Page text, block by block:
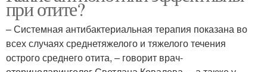
при отите?
– Системная антибактериальная терапия показана во
всех случаях среднетяжелого и тяжелого течения
острого среднего отита, – говорит врач-